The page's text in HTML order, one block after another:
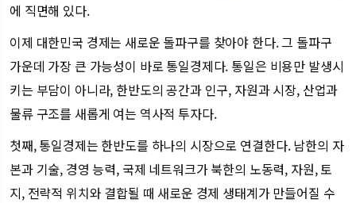
에 직면해 있다.
이제 대한민국 경제는 새로운 돌파구를 찾아야 한다. 그 돌파구
가운데 가장 큰 가능성이 바로 통일경제다. 통일은 비용만 발생시
키는 부담이 아니라, 한반도의 공간과 인구, 자원과 시장, 산업과
물류 구조를 새롭게 여는 역사적 투자다.
첫째, 통일경제는 한반도를 하나의 시장으로 연결한다. 남한의 자
본과 기술, 경영 능력, 국제 네트워크가 북한의 노동력, 자원, 토
지, 전략적 위치와 결합될 때 새로운 경제 생태계가 만들어질 수